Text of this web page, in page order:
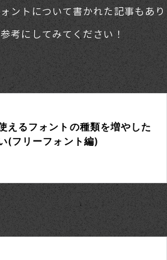
ントについて書かれた記事もあり
考にしてみてください！